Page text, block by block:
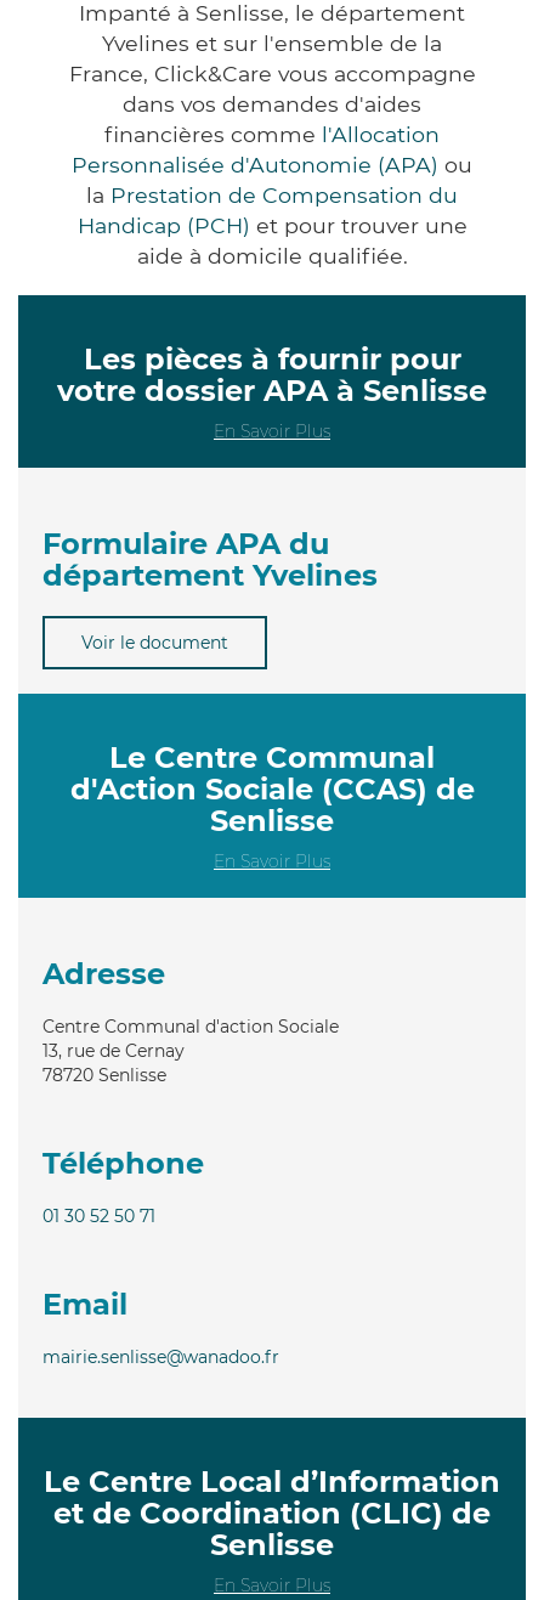
Impanté à Senlisse, le département
Yvelines et sur l'ensemble de la
France, Click&Care vous accompagne
dans vos demandes d'aides
financières comme l'Allocation
Personnalisée d'Autonomie (APA) ou
la Prestation de Compensation du
Handicap (PCH) et pour trouver une
aide à domicile qualifiée.
Les pièces à fournir pour
votre dossier APA à Senlisse
En Savoir Plus
Formulaire APA du
département Yvelines
Voir le document
Le Centre Communal
d'Action Sociale (CCAS) de
Senlisse
En Savoir Plus
Adresse
Centre Communal d'action Sociale
13, rue de Cernay
78720 Senlisse
Téléphone
01 30 52 50 71
Email
mairie.senlisse@wanadoo.fr
Le Centre Local d’Information
et de Coordination (CLIC) de
Senlisse
En Savoir Plus